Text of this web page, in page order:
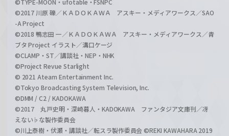
©TYPE-MOON・ufotable・FSNPC
©2017 川原 礫／ＫＡＤＯＫＡＷＡ アスキー・メディアワークス／SAO
-A Project
©2018 鴨志田 一／ＫＡＤＯＫＡＷＡ アスキー・メディアワークス／青
ブタ Project イラスト／溝口ケージ
©CLAMP・ST／講談社・NEP・NHK
©Project Revue Starlight
© 2021 Ateam Entertainment Inc.
©Tokyo Broadcasting System Television, Inc.
©DMM / C2 / KADOKAWA
©2017 丸戸史明・深崎暮人・KADOKAWA ファンタジア文庫刊／冴
えない♭な製作委員会
©川上泰樹・伏瀬・講談社／転スラ製作委員会 ©REKI KAWAHARA 2019